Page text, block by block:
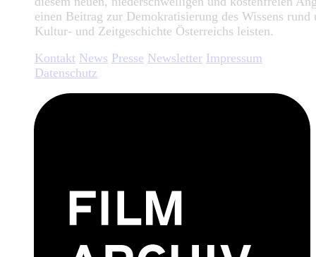
einen Beitrag zur Demokratisierung des Wissens rund
Kultur- und Zeitgeschichte Österreichs leisten.
Kontakt News Presse Newsletter Impressum
Datenschutz